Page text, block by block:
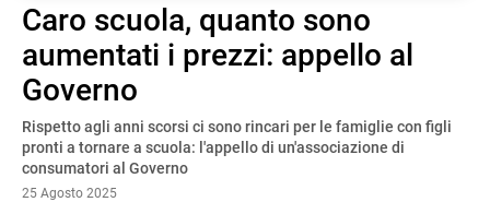
Caro scuola, quanto sono
aumentati i prezzi: appello al
Governo
Rispetto agli anni scorsi ci sono rincari per le famiglie con figli
pronti a tornare a scuola: l'appello di un'associazione di
consumatori al Governo
25 Agosto 2025